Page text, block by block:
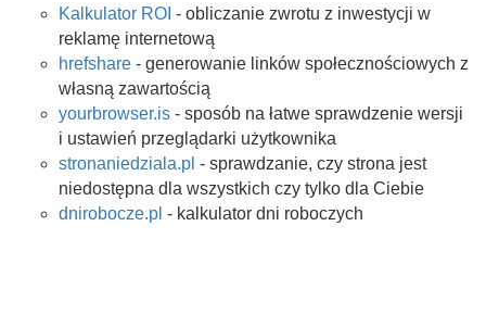
Kalkulator ROI - obliczanie zwrotu z inwestycji w
reklamę internetową
hrefshare - generowanie linków społecznościowych z
własną zawartością
yourbrowser.is - sposób na łatwe sprawdzenie wersji
i ustawień przeglądarki użytkownika
stronaniedziala.pl - sprawdzanie, czy strona jest
niedostępna dla wszystkich czy tylko dla Ciebie
dnirobocze.pl - kalkulator dni roboczych